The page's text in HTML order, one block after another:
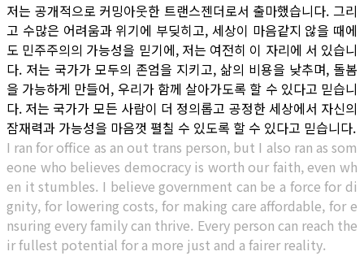
저는 공개적으로 커밍아웃한 트랜스젠더로서 출마했습니다. 그리
고 수많은 어려움과 위기에 부딪히고, 세상이 마음같지 않을 때에
도 민주주의의 가능성을 믿기에, 저는 여전히 이 자리에 서 있습니
다. 저는 국가가 모두의 존엄을 지키고, 삶의 비용을 낮추며, 돌봄
을 가능하게 만들어, 우리가 함께 살아가도록 할 수 있다고 믿습니
다. 저는 국가가 모든 사람이 더 정의롭고 공정한 세상에서 자신의
잠재력과 가능성을 마음껏 펼칠 수 있도록 할 수 있다고 믿습니다.
I ran for office as an out trans person, but I also ran as som
eone who believes democracy is worth our faith, even wh
en it stumbles. I believe government can be a force for di
gnity, for lowering costs, for making care affordable, for e
nsuring every family can thrive. Every person can reach the
ir fullest potential for a more just and a fairer reality.